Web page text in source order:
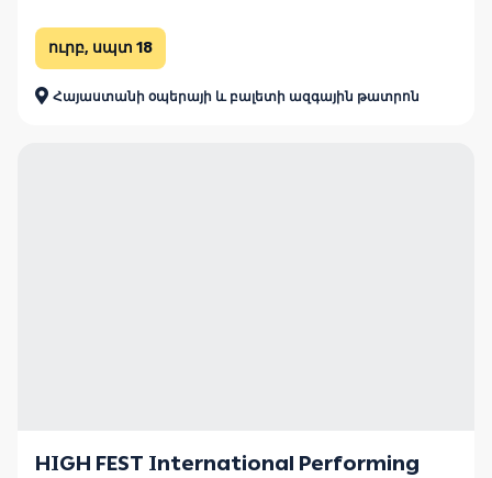
ուրբ, սպտ 18
Հայաստանի օպերայի և բալետի ազգային թատրոն
HIGH FEST International Performing